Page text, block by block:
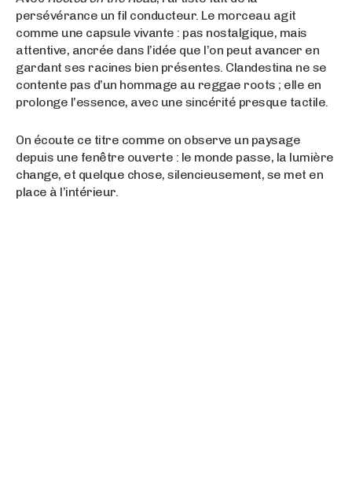
persévérance un fil conducteur. Le morceau agit
comme une capsule vivante : pas nostalgique, mais
attentive, ancrée dans l’idée que l’on peut avancer en
gardant ses racines bien présentes. Clandestina ne se
contente pas d’un hommage au reggae roots ; elle en
prolonge l’essence, avec une sincérité presque tactile.
On écoute ce titre comme on observe un paysage
depuis une fenêtre ouverte : le monde passe, la lumière
change, et quelque chose, silencieusement, se met en
place à l’intérieur.